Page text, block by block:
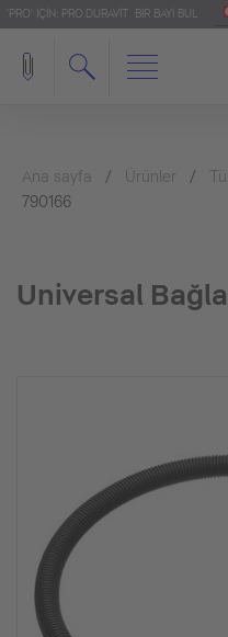
'PRO' IÇIN: PRO.DURAVIT BIR BAYI BUL
Ana sayfa Ürünler
790166
Universal